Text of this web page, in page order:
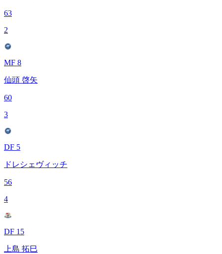
63
2
MF 8
仙頭 啓矢
60
3
DF 5
ドレシェヴィッチ
56
4
DF 15
上島 拓巳